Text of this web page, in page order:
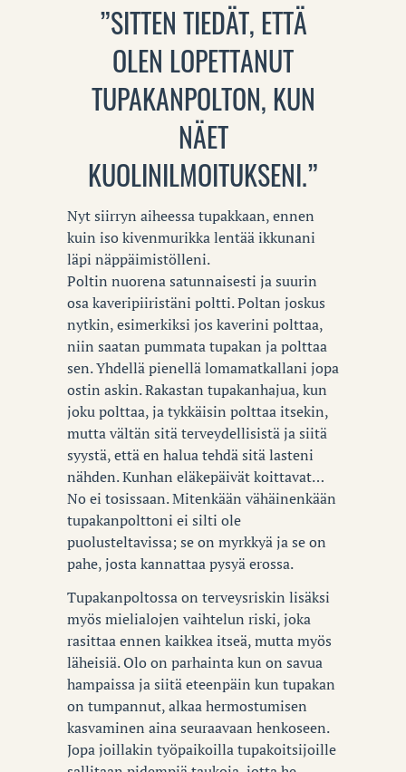
”SITTEN TIEDÄT, ETTÄ
OLEN LOPETTANUT
TUPAKANPOLTON, KUN
NÄET
KUOLINILMOITUKSENI.”
Nyt siirryn aiheessa tupakkaan, ennen
kuin iso kivenmurikka lentää ikkunani
läpi näppäimistölleni.
Poltin nuorena satunnaisesti ja suurin
osa kaveripiiristäni poltti. Poltan joskus
nytkin, esimerkiksi jos kaverini polttaa,
niin saatan pummata tupakan ja polttaa
sen. Yhdellä pienellä lomamatkallani jopa
ostin askin. Rakastan tupakanhajua, kun
joku polttaa, ja tykkäisin polttaa itsekin,
mutta vältän sitä terveydellisistä ja siitä
syystä, että en halua tehdä sitä lasteni
nähden. Kunhan eläkepäivät koittavat…
No ei tosissaan. Mitenkään vähäinenkään
tupakanpolttoni ei silti ole
puolusteltavissa; se on myrkkyä ja se on
pahe, josta kannattaa pysyä erossa.
Tupakanpoltossa on terveysriskin lisäksi
myös mielialojen vaihtelun riski, joka
rasittaa ennen kaikkea itseä, mutta myös
läheisiä. Olo on parhainta kun on savua
hampaissa ja siitä eteenpäin kun tupakan
on tumpannut, alkaa hermostumisen
kasvaminen aina seuraavaan henkoseen.
Jopa joillakin työpaikoilla tupakoitsijoille